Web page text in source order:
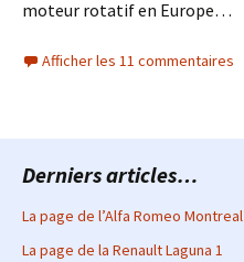
moteur rotatif en Europe…
Afficher les 11 commentaires
Derniers articles…
La page de l’Alfa Romeo Montreal
La page de la Renault Laguna 1